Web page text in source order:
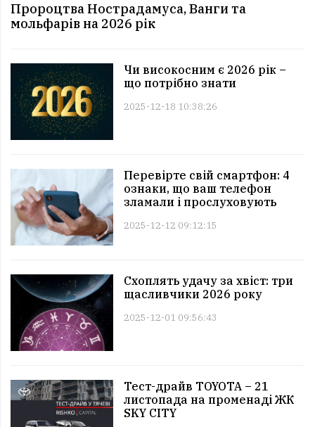
Пророцтва Нострадамуса, Ванги та
мольфарів на 2026 рік
Чи високосним є 2026 рік –
що потрібно знати
2025-12-18 10:38:26
Перевірте свій смартфон: 4
ознаки, що ваш телефон
зламали і прослуховують
2025-12-12 09:12:15
Схоплять удачу за хвіст: три
щасливчики 2026 року
2025-12-01 09:56:43
Тест-драйв TOYOTA – 21
листопада на променаді ЖК
SKY CITY